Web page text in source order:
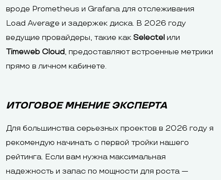
вроде Prometheus и Grafana для отслеживания
Load Average и задержек диска. В 2026 году
ведущие провайдеры, такие как Selectel или
Timeweb Cloud, предоставляют встроенные метрики
прямо в личном кабинете.
ИТОГОВОЕ МНЕНИЕ ЭКСПЕРТА
Для большинства серьезных проектов в 2026 году я
рекомендую начинать с первой тройки нашего
рейтинга. Если вам нужна максимальная
надежность и запас по мощности для роста —